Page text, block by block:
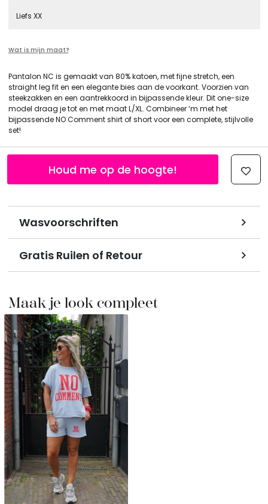
Liefs XX
Wat is mijn maat?
Pantalon NC is gemaakt van 80% katoen, met fijne stretch, een
straight leg fit en een elegante bies aan de voorkant. Voorzien van
steekzakken en een aantrekkoord in bijpassende kleur. Dit one-size
model draag je tot en met maat L/XL. Combineer ‘m met het
bijpassende NO Comment shirt of short voor een complete, stijlvolle
set!
Wasvoorschriften
Gratis Ruilen of Retour
Houd me op de hoogte!
Maak je look compleet